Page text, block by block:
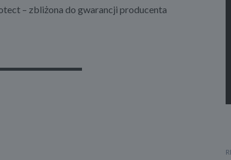
– zbliżona do gwarancji producenta